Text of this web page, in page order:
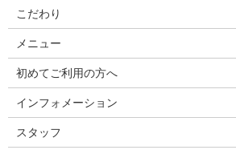
こだわり
メニュー
初めてご利用の方へ
インフォメーション
スタッフ